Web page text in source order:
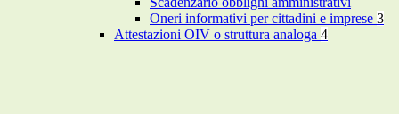
Oneri informativi per cittadini e imprese 3
Attestazioni OIV o struttura analoga 4